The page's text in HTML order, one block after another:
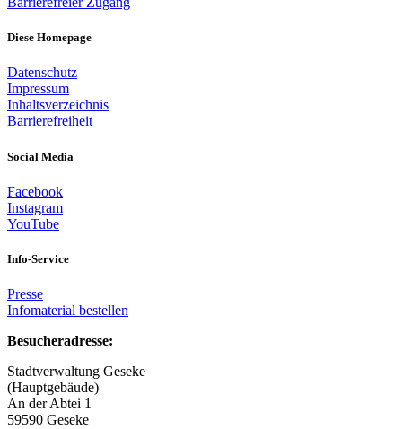
Diese Homepage
Datenschutz
Impressum
Inhaltsverzeichnis
Barrierefreiheit
Social Media
Facebook
Instagram
YouTube
Info-Service
Presse
Infomaterial bestellen
Besucheradresse:
Stadtverwaltung Geseke
(Hauptgebäude)
An der Abtei 1
59590 Geseke